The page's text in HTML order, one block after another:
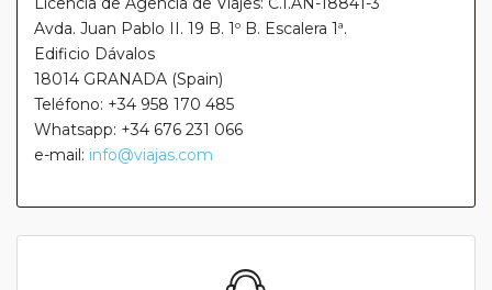
Avda. Juan Pablo II. 19 B. 1º B. Escalera 1ª.
Edificio Dávalos
18014 GRANADA (Spain)
Teléfono: +34 958 170 485
Whatsapp: +34 676 231 066
e-mail: info@viajas.com